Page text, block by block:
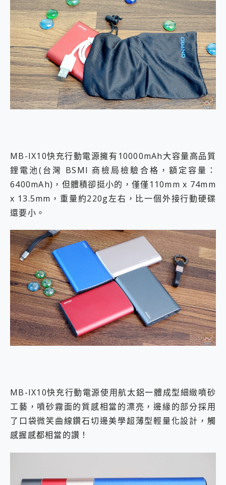
MB-IX10快充行動電源擁有10000mAh大容量高品質
鋰電池(台灣 BSMI 商檢局檢驗合格，額定容量：
6400mAh)，但體積卻挺小的，僅僅110mm x 74mm
x 13.5mm，重量約220g左右，比一個外接行動硬碟
還要小。
MB-IX10快充行動電源使用航太鋁一體成型細緻噴砂
工藝，噴砂霧面的質感相當的漂亮，邊緣的部分採用
了口袋微笑曲線鑽石切邊美學超薄型輕量化設計，觸
感握感都相當的讚！